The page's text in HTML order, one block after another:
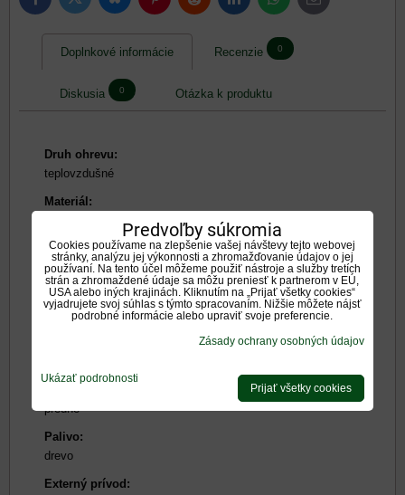
mail
Doplnkové informácie Recenzie 0
Diskusia 0 Otázka k produktu
Druh ohrevu:
teplovzdušné
Materiál:
oceľové, prírodný - umelý kameň
Tepelný výkon:
5,1-10kW
Dymovod:
horný, zadný
predné
Palivo:
drevo
Externý prívod:
Predvoľby súkromia
Cookies používame na zlepšenie vašej návštevy tejto webovej
stránky, analýzu jej výkonnosti a zhromažďovanie údajov o jej
používaní. Na tento účel môžeme použiť nástroje a služby tretích
strán a zhromaždené údaje sa môžu preniesť k partnerom v EÚ,
USA alebo iných krajinách. Kliknutím na „Prijať všetky cookies“
vyjadrujete svoj súhlas s týmto spracovaním. Nižšie môžete nájsť
podrobné informácie alebo upraviť svoje preferencie.
Zásady ochrany osobných údajov
Ukázať podrobnosti
Prijať všetky cookies